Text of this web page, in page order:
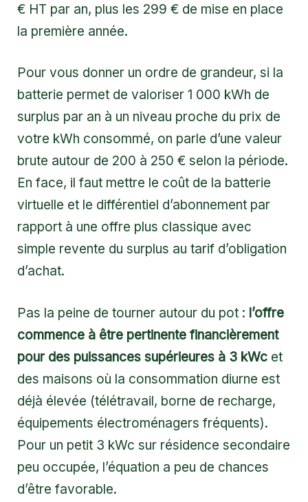
€ HT par an, plus les 299 € de mise en place
la première année.
Pour vous donner un ordre de grandeur, si la
batterie permet de valoriser 1 000 kWh de
surplus par an à un niveau proche du prix de
votre kWh consommé, on parle d’une valeur
brute autour de 200 à 250 € selon la période.
En face, il faut mettre le coût de la batterie
virtuelle et le différentiel d’abonnement par
rapport à une offre plus classique avec
simple revente du surplus au tarif d’obligation
d’achat.
Pas la peine de tourner autour du pot : l’offre
commence à être pertinente financièrement
pour des puissances supérieures à 3 kWc et
des maisons où la consommation diurne est
déjà élevée (télétravail, borne de recharge,
équipements électroménagers fréquents).
Pour un petit 3 kWc sur résidence secondaire
peu occupée, l’équation a peu de chances
d’être favorable.